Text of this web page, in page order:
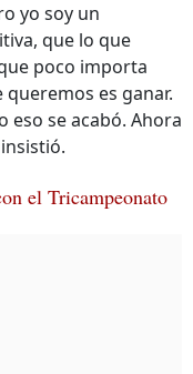
yo soy un
que lo que
poco importa
es ganar.
eso se acabó. Ahora
el Tricampeonato